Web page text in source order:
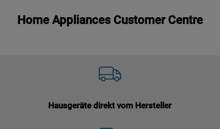
Home Appliances Customer Centre
Hausgeräte direkt vom Hersteller